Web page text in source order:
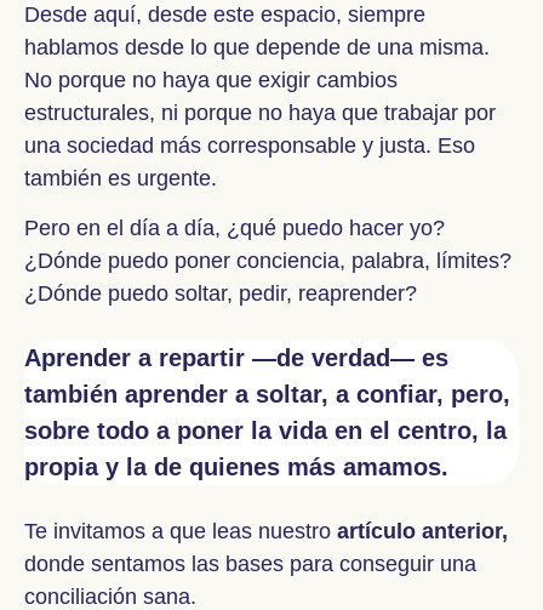
Desde aquí, desde este espacio, siempre
hablamos desde lo que depende de una misma.
No porque no haya que exigir cambios
estructurales, ni porque no haya que trabajar por
una sociedad más corresponsable y justa. Eso
también es urgente.
Pero en el día a día, ¿qué puedo hacer yo?
¿Dónde puedo poner conciencia, palabra, límites?
¿Dónde puedo soltar, pedir, reaprender?
Aprender a repartir —de verdad— es
también aprender a soltar, a confiar, pero,
sobre todo a poner la vida en el centro, la
propia y la de quienes más amamos.
Te invitamos a que leas nuestro artículo anterior,
donde sentamos las bases para conseguir una
conciliación sana.